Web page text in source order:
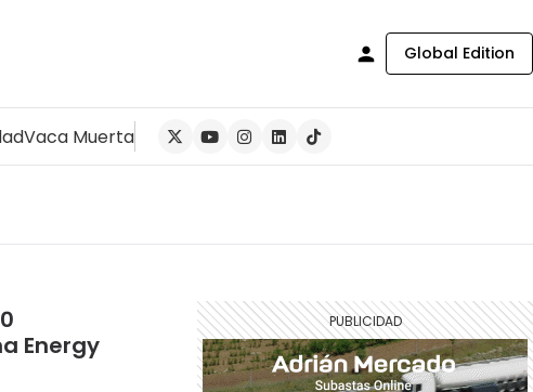
Global Edition
Vaca Muerta
Energy